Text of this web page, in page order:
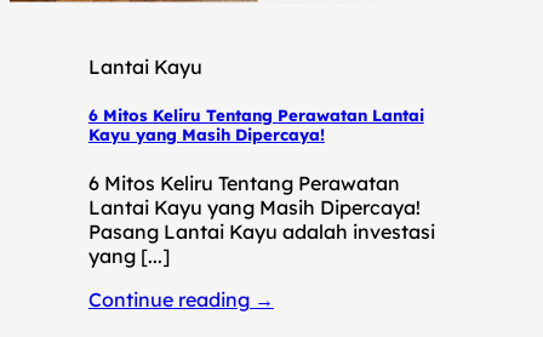
Lantai Kayu
6 Mitos Keliru Tentang Perawatan Lantai
Kayu yang Masih Dipercaya!
6 Mitos Keliru Tentang Perawatan
Lantai Kayu yang Masih Dipercaya!
Pasang Lantai Kayu adalah investasi
yang [...]
Continue reading →